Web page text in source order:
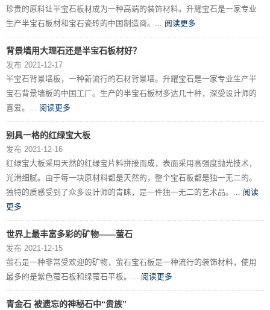
珍贵的原料让半宝石板材成为一种高端的装饰材料。升耀宝石是一家专业
生产半宝石板材和宝石瓷砖的中国制造商。... 阅读更多
背景墙用大理石还是半宝石板材好？
发布 2021-12-17
半宝石背景墙板，一种新流行的石材背景墙。升耀宝石是一家专业生产半
宝石背景墙板的中国工厂。生产的半宝石板材多达几十种，深受设计师的
喜爱。... 阅读更多
别具一格的红绿宝大板
发布 2021-12-16
红绿宝大板采用天然的红绿宝片料拼接而成，表面采用高强度抛光技术，
光滑细腻。由于每一块原材料都是天然的，整个宝石板都是独一无二的。
独特的质感受到了众多设计师的青睐，是一件独一无二的艺术品。... 阅读
更多
世界上最丰富多彩的矿物——萤石
发布 2021-12-15
萤石是一种非常受欢迎的矿物，萤石宝石板是一种流行的装饰材料，使用
最多的是紫色萤石板和绿萤石平板。... 阅读更多
青金石 被遗忘的神秘石中“贵族”